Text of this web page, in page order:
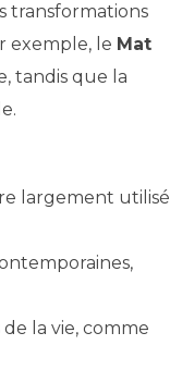
transformations
exemple, le Mat
tandis que la
largement utilisé
la vie, comme